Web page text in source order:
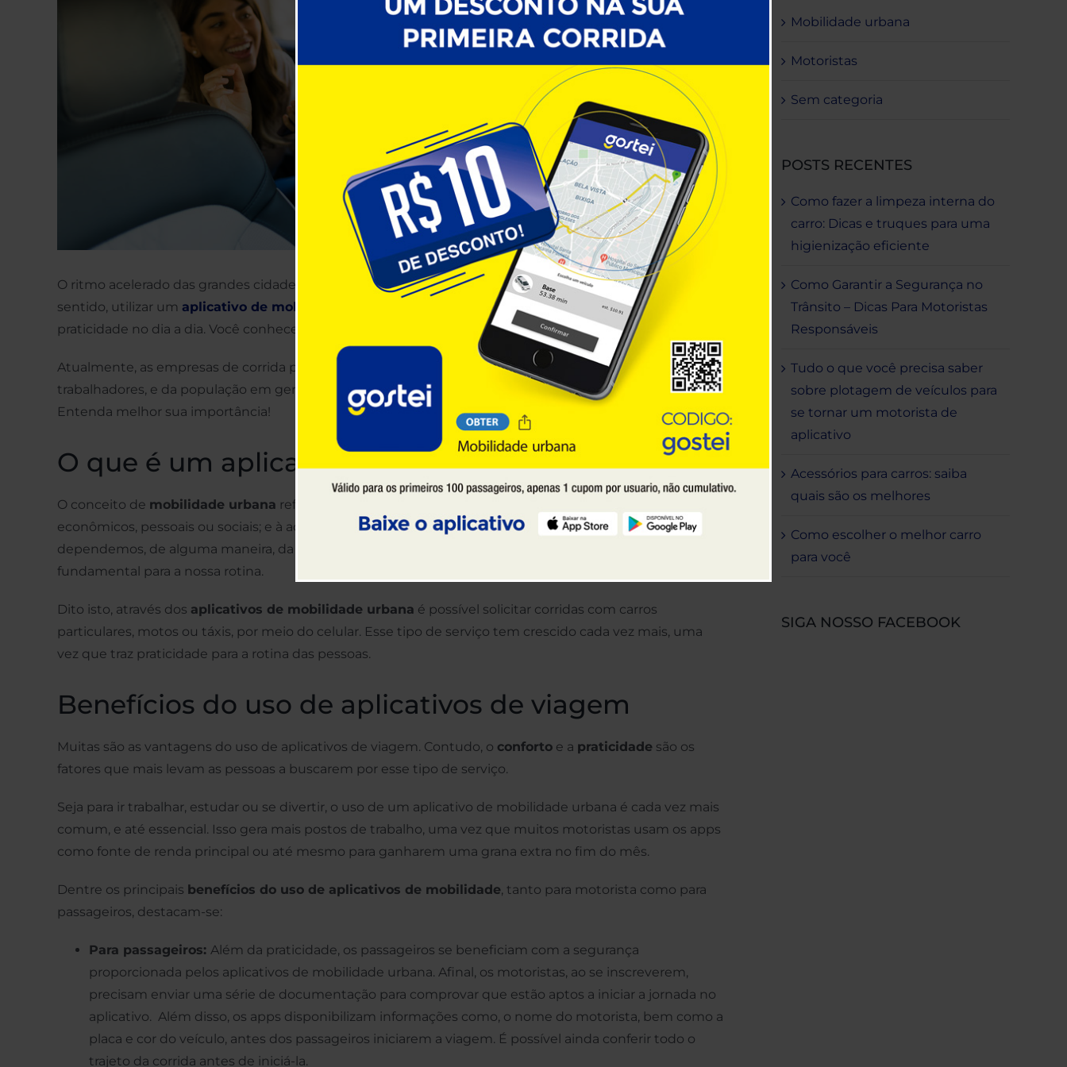
O ritmo acelerado das grandes cidades impacta diretamente na rotina de diversas pessoas. Nesse
sentido, utilizar um aplicativo de mobilidade urbana
se torna uma excelente opção para quem busca
praticidade no dia a dia. Você conhece as vantagens desses aplicativos?
Atualmente, as empresas de corrida por aplicativo geram diversos benefícios na vida de seus
trabalhadores, e da população em geral. Por isso, essa tecnologia tem sido cada vez mais utilizada.
Entenda melhor sua importância!
O que é um aplicativo de mobilidade urbana?
O conceito de mobilidade urbana refere-se à capacidade de deslocamento de pessoas, seja por motivos
econômicos, pessoais ou sociais; e à acessibilidade oferecida pelas cidades. Todos nós participamos e
dependemos, de alguma maneira, da mobilidade urbana, afinal, o deslocamento no dia a dia é
fundamental para a nossa rotina.
Dito isto, através dos aplicativos de mobilidade urbana é possível solicitar corridas com carros
particulares, motos ou táxis, por meio do celular. Esse tipo de serviço tem crescido cada vez mais, uma
vez que traz praticidade para a rotina das pessoas.
Benefícios do uso de aplicativos de viagem
Muitas são as vantagens do uso de aplicativos de viagem. Contudo, o conforto e a praticidade são os
fatores que mais levam as pessoas a buscarem por esse tipo de serviço.
Seja para ir trabalhar, estudar ou se divertir, o uso de um aplicativo de mobilidade urbana é cada vez mais
comum, e até essencial. Isso gera mais postos de trabalho, uma vez que muitos motoristas usam os apps
como fonte de renda principal ou até mesmo para ganharem uma grana extra no fim do mês.
Dentre os principais benefícios do uso de aplicativos de mobilidade, tanto para motorista como para
passageiros, destacam-se:
Para passageiros: Além da praticidade, os passageiros se beneficiam com a segurança
proporcionada pelos aplicativos de mobilidade urbana. Afinal, os motoristas, ao se inscreverem,
precisam enviar uma série de documentação para comprovar que estão aptos a iniciar a jornada no
aplicativo. Além disso, os apps disponibilizam informações como, o nome do motorista, bem como a
placa e cor do veículo, antes dos passageiros iniciarem a viagem. É possível ainda conferir todo o
trajeto da corrida antes de iniciá-la.
Mobilidade urbana
Motoristas
Sem categoria
POSTS RECENTES
Como fazer a limpeza interna do
carro: Dicas e truques para uma
higienização eficiente
Como Garantir a Segurança no
Trânsito – Dicas Para Motoristas
Responsáveis
Tudo o que você precisa saber
sobre plotagem de veículos para
se tornar um motorista de
aplicativo
Acessórios para carros: saiba
quais são os melhores
Como escolher o melhor carro
para você
SIGA NOSSO FACEBOOK